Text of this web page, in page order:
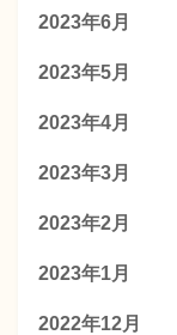
2023年6月
2023年5月
2023年4月
2023年3月
2023年2月
2023年1月
2022年12月